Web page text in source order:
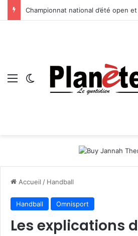
Menu Switch skin
Accueil / Handball
Handball Omnisport
Les explications